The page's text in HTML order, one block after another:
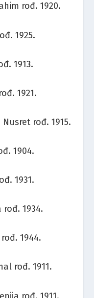
rođ. 1920.
1925.
1913.
1921.
rođ. 1915.
1904.
1931.
rođ. 1934.
1944.
rođ. 1911.
rođ. 1911.